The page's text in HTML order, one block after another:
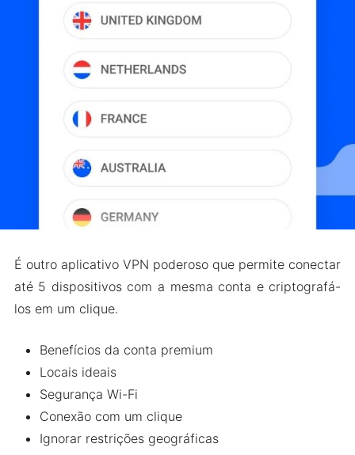
É outro aplicativo VPN poderoso que permite conectar
até 5 dispositivos com a mesma conta e criptografá-
los em um clique.
Benefícios da conta premium
Locais ideais
Segurança Wi-Fi
Conexão com um clique
Ignorar restrições geográficas